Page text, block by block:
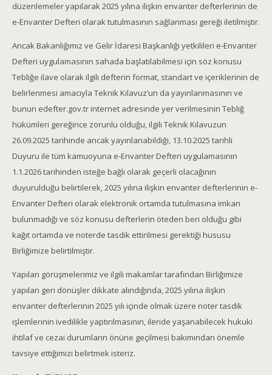
düzenlemeler yapılarak 2025 yılına ilişkin envanter defterlerinin de
e-Envanter Defteri olarak tutulmasının sağlanması gereği iletilmiştir.
Ancak Bakanlığımız ve Gelir İdaresi Başkanlığı yetkilileri e-Envanter
Defteri uygulamasının sahada başlatılabilmesi için söz konusu
Tebliğe ilave olarak ilgili defterin format, standart ve içeriklerinin de
belirlenmesi amacıyla Teknik Kılavuz’un da yayınlanmasının ve
bunun edefter.gov.tr internet adresinde yer verilmesinin Tebliğ
hükümleri gereğince zorunlu olduğu, ilgili Teknik Kılavuzun
26.09.2025 tarihinde ancak yayınlanabildiği, 13.10.2025 tarihli
Duyuru ile tüm kamuoyuna e-Envanter Defteri uygulamasının
1.1.2026 tarihinden isteğe bağlı olarak geçerli olacağının
duyurulduğu belirtilerek, 2025 yılına ilişkin envanter defterlerinin e-
Envanter Defteri olarak elektronik ortamda tutulmasına imkan
bulunmadığı ve söz konusu defterlerin öteden beri olduğu gibi
kağıt ortamda ve noterde tasdik ettirilmesi gerektiği hususu
Birliğimize belirtilmiştir.
Yapılan görüşmelerimiz ve ilgili makamlar tarafından Birliğimize
yapılan geri dönüşler dikkate alındığında, 2025 yılına ilişkin
envanter defterlerinin 2025 yılı içinde olmak üzere noter tasdik
işlemlerinin ivedilikle yaptırılmasının, ileride yaşanabilecek hukuki
ihtilaf ve cezai durumların önüne geçilmesi bakımından önemle
tavsiye ettiğimizi belirtmek isteriz.